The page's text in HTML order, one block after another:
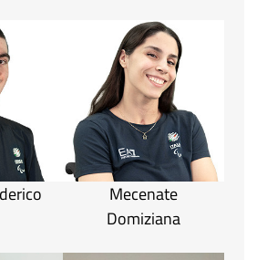
Mecenate
Domiziana